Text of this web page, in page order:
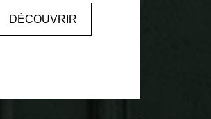
vitrage PVC +
un grand garage
DÉCOUVRIR